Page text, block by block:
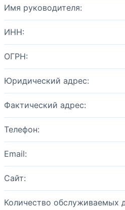
Имя руководителя:
ИНН:
ОГРН:
Юридический адрес:
Фактический адрес:
Телефон:
Email:
Сайт:
Количество обслуживаемых